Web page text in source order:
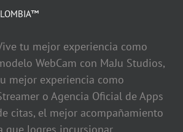
tu mejor experiencia como
WebCam con MaJu Studios,
mejor experiencia como
o Agencia Oficial de Apps
citas, el mejor acompañamiento
que logres incursionar